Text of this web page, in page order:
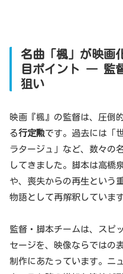
名曲「楓」が映画
目ポイント ― 監
狙い
映画『楓』の監督は、圧倒
る行定勲です。過去には「
ラタージュ」など、数々の
してきました。脚本は高橋
や、喪失からの再生という
物語として再解釈しています
監督・脚本チームは、スピ
セージを、映像ならではの
制作にあたっています。ニ